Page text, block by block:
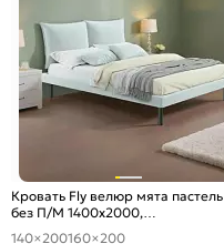
Кровать Fly велюр мята пастель
без П/М 1400x2000,
ортопедическое основание,
140×200160×200